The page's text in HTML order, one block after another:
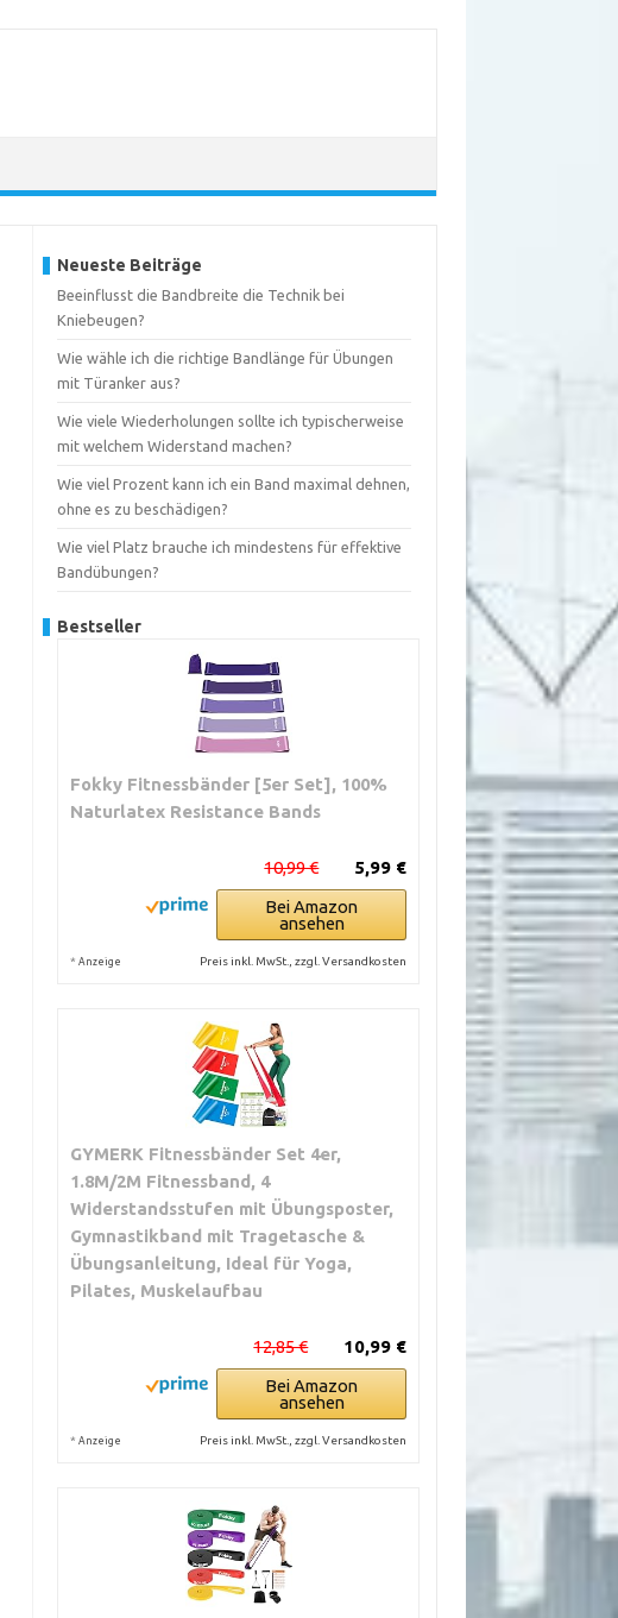
Neueste Beiträge
Beeinflusst die Bandbreite die Technik bei
Kniebeugen?
Wie wähle ich die richtige Bandlänge für Übungen
mit Türanker aus?
Wie viele Wiederholungen sollte ich typischerweise
mit welchem Widerstand machen?
Wie viel Prozent kann ich ein Band maximal dehnen,
ohne es zu beschädigen?
Wie viel Platz brauche ich mindestens für effektive
Bandübungen?
Bestseller
Fokky Fitnessbänder [5er Set], 100%
Naturlatex Resistance Bands
5,99 €
10,99 €
Bei Amazon
ansehen
* Anzeige Preis inkl. MwSt., zzgl. Versandkosten
GYMERK Fitnessbänder Set 4er,
1.8M/2M Fitnessband, 4
Widerstandsstufen mit Übungsposter,
Gymnastikband mit Tragetasche &
Übungsanleitung, Ideal für Yoga,
Pilates, Muskelaufbau
10,99 €
12,85 €
Bei Amazon
ansehen
* Anzeige Preis inkl. MwSt., zzgl. Versandkosten